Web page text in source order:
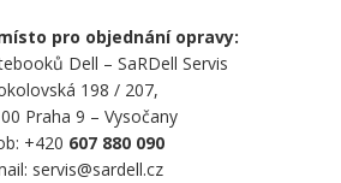
pro objednání opravy:
Dell – SaRDell Servis
198 / 207,
Praha 9 – Vysočany
+420 607 880 090
servis@sardell.cz